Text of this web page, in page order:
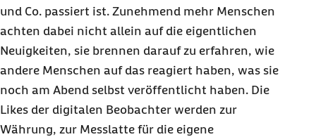
und Co. passiert ist. Zunehmend mehr Menschen
achten dabei nicht allein auf die eigentlichen
Neuigkeiten, sie brennen darauf zu erfahren, wie
andere Menschen auf das reagiert haben, was sie
noch am Abend selbst veröffentlicht haben. Die
Likes der digitalen Beobachter werden zur
Währung, zur Messlatte für die eigene